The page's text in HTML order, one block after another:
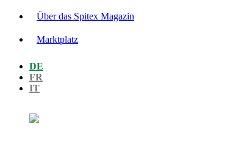
Über das Spitex Magazin
Marktplatz
DE
FR
IT